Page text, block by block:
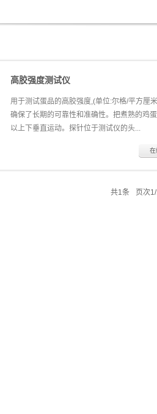
高胶强度测试仪
用于测试蛋品的高胶强度,(单位:尔格/平方厘
确保了长期的可靠性和准确性。把煮熟的鸡
以上下垂直运动。探针位于测试仪的头...
部，是可变的。标准的探针是圆柱形的，头
位:尔格/平方厘米)。Fudoh Rheo Meter 也
在
共1条 页次